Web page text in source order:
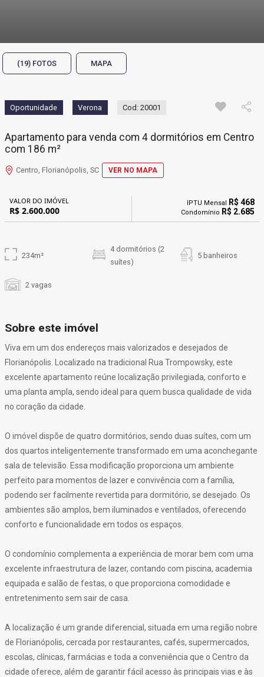
(19) FOTOS MAPA
Oportunidade Verona Cod: 20001
Apartamento para venda com 4 dormitórios em Centro
com 186 m²
Centro, Florianópolis, SC VER NO MAPA
VALOR DO IMÓVEL
R$ 2.600.000
IPTU Mensal R$ 468
Condomínio R$ 2.685
234m²
4 dormitórios (2
suítes)
5 banheiros
2 vagas
Sobre este imóvel
Viva em um dos endereços mais valorizados e desejados de
Florianópolis. Localizado na tradicional Rua Trompowsky, este
excelente apartamento reúne localização privilegiada, conforto e
uma planta ampla, sendo ideal para quem busca qualidade de vida
no coração da cidade.
O imóvel dispõe de quatro dormitórios, sendo duas suítes, com um
dos quartos inteligentemente transformado em uma aconchegante
sala de televisão. Essa modificação proporciona um ambiente
perfeito para momentos de lazer e convivência com a família,
podendo ser facilmente revertida para dormitório, se desejado. Os
ambientes são amplos, bem iluminados e ventilados, oferecendo
conforto e funcionalidade em todos os espaços.
O condomínio complementa a experiência de morar bem com uma
excelente infraestrutura de lazer, contando com piscina, academia
equipada e salão de festas, o que proporciona comodidade e
entretenimento sem sair de casa.
A localização é um grande diferencial, situada em uma região nobre
de Florianópolis, cercada por restaurantes, cafés, supermercados,
escolas, clínicas, farmácias e toda a conveniência que o Centro da
cidade oferece, além de garantir fácil acesso às principais vias e às